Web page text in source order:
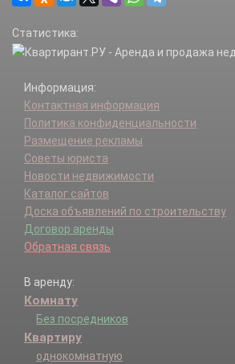
Статистика:
Информация:
Контактная информация
Политика конфиденциальности
Размещение рекламы
Советы юриста
Новости недвижимости
Каталог сайтов
Доска объявлений по строительству
Договор аренды
Обратная связь
В аренду:
Комнату
Без посредников
Квартиру
однокомнатную